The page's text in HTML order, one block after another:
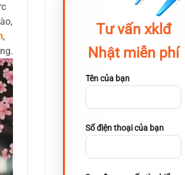
,
Tư vấn xklđ
Nhật miễn phí
Tên của bạn
Số điện thoại của bạn